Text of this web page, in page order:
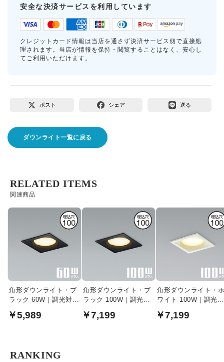
安全な決済サービスを利用しています
クレジットカード情報は当店を通さず決済サービス側で直接処
理されます。当店が情報を保持・閲覧することはなく、安心し
てご利用いただけます。
ポスト シェア 送る
ダウンライト一覧に戻る
関連商品
RELATED ITEMS
角形ダウンライト・ブ
ラック 60W｜調光対
￥5,989
角形ダウンライト・ブ
ラック 100W｜調光対
￥7,199
角形ダウンライト・
ワイト 100W｜調光対
￥7,199
RANKING